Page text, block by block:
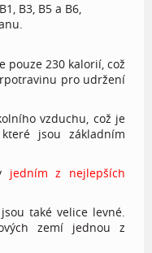
B3, B5 a B6,
pouze 230 kalorií, což
pro udržení
vzduchu, což je
jsou základním
jedním z nejlepších
také velice levné.
zemí jednou z